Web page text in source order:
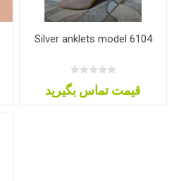
Silver anklets model 6104
قیمت تماس بگیرید